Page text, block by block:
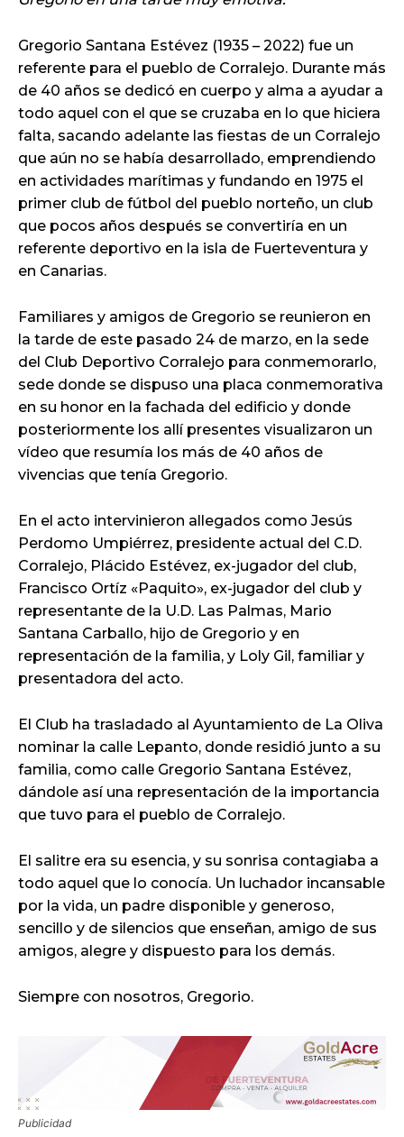
Gregorio Santana Estévez (1935 – 2022) fue un
referente para el pueblo de Corralejo. Durante más
de 40 años se dedicó en cuerpo y alma a ayudar a
todo aquel con el que se cruzaba en lo que hiciera
falta, sacando adelante las fiestas de un Corralejo
que aún no se había desarrollado, emprendiendo
en actividades marítimas y fundando en 1975 el
primer club de fútbol del pueblo norteño, un club
que pocos años después se convertiría en un
referente deportivo en la isla de Fuerteventura y
en Canarias.
Familiares y amigos de Gregorio se reunieron en
la tarde de este pasado 24 de marzo, en la sede
del Club Deportivo Corralejo para conmemorarlo,
sede donde se dispuso una placa conmemorativa
en su honor en la fachada del edificio y donde
posteriormente los allí presentes visualizaron un
vídeo que resumía los más de 40 años de
vivencias que tenía Gregorio.
En el acto intervinieron allegados como Jesús
Perdomo Umpiérrez, presidente actual del C.D.
Corralejo, Plácido Estévez, ex-jugador del club,
Francisco Ortíz «Paquito», ex-jugador del club y
representante de la U.D. Las Palmas, Mario
Santana Carballo, hijo de Gregorio y en
representación de la familia, y Loly Gil, familiar y
presentadora del acto.
El Club ha trasladado al Ayuntamiento de La Oliva
nominar la calle Lepanto, donde residió junto a su
familia, como calle Gregorio Santana Estévez,
dándole así una representación de la importancia
que tuvo para el pueblo de Corralejo.
El salitre era su esencia, y su sonrisa contagiaba a
todo aquel que lo conocía. Un luchador incansable
por la vida, un padre disponible y generoso,
sencillo y de silencios que enseñan, amigo de sus
amigos, alegre y dispuesto para los demás.
Siempre con nosotros, Gregorio.
Publicidad